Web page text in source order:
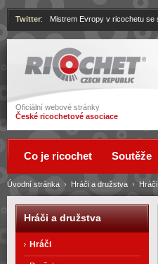
Ricochet
Oficiální webové stránky
České ricochetové asociace
Twitter: Mistrem Evropy v ricochetu se
Úvodní stránka › Hráči a družstva › Hráči
Co je ricochet Soutěže
Hráči a družstva
Hráči